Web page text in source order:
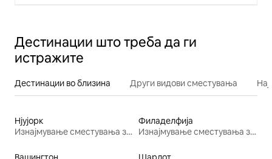
Дестинации што треба да ги
истражите
Дестинации во близина Други видови сместувања
Нјујорк
Изнајмување сместувања за одмор
Филаделфија
Изнајмување сместувања за одмор